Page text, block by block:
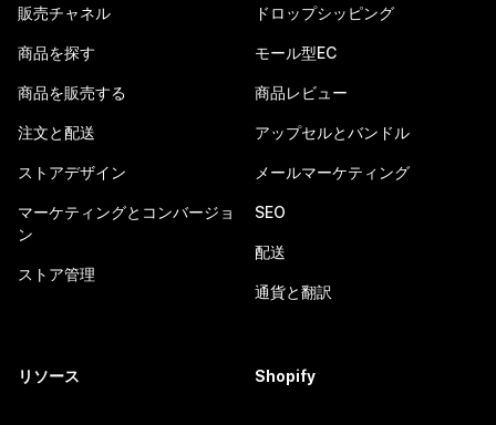
販売チャネル
商品を探す
商品を販売する
注文と配送
ストアデザイン
マーケティングとコンバージョ
ン
ストア管理
ドロップシッピング
モール型EC
商品レビュー
アップセルとバンドル
メールマーケティング
SEO
配送
通貨と翻訳
リソース Shopify